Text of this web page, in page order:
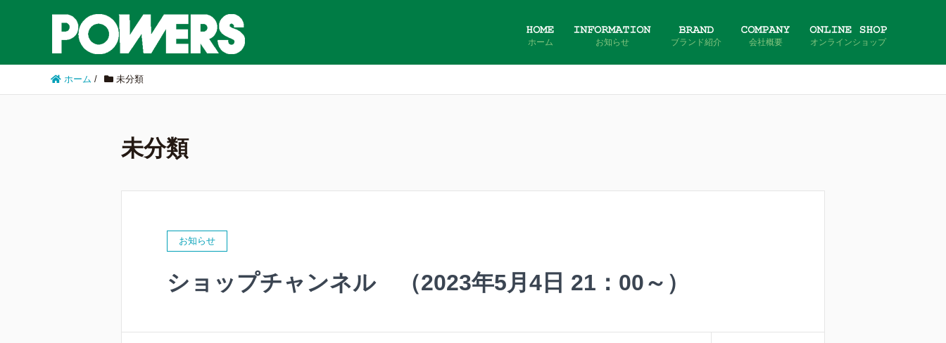
ホーム お知らせ ブランド紹介 会社概要 オンラインショップ
ホーム / 未分類
未分類
お知らせ
ショップチャンネル （2023年5月4日 21：00～）